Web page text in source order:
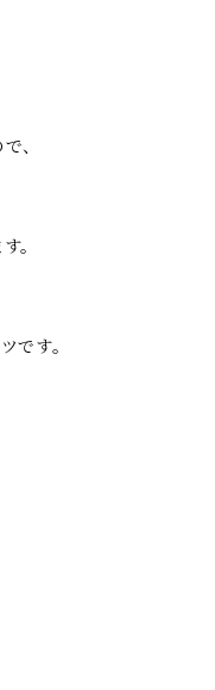
、
。
です。